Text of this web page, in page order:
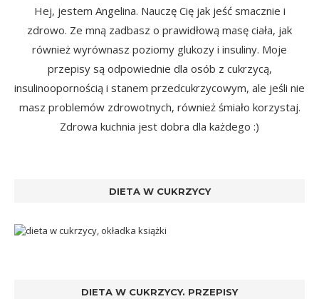
Hej, jestem Angelina. Nauczę Cię jak jeść smacznie i
zdrowo. Ze mną zadbasz o prawidłową masę ciała, jak
również wyrównasz poziomy glukozy i insuliny. Moje
przepisy są odpowiednie dla osób z cukrzycą,
insulinoopornością i stanem przedcukrzycowym, ale jeśli nie
masz problemów zdrowotnych, również śmiało korzystaj.
Zdrowa kuchnia jest dobra dla każdego :)
DIETA W CUKRZYCY
DIETA W CUKRZYCY. PRZEPISY